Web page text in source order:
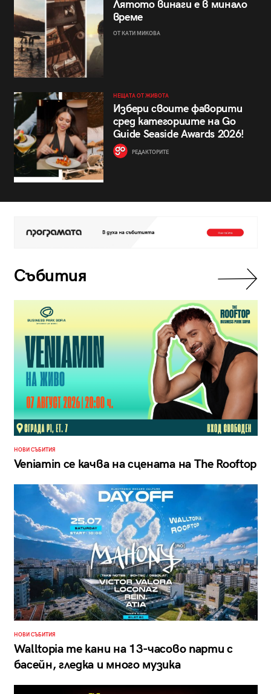
Лятото винаги е в минало
време
ОТ КАТИ МИКОВА
НЕЩАТА ОТ ЖИВОТА
Избери своите фаворити
сред категориите на Go
Guide Seaside Awards 2026!
РЕДАКТОРИТЕ
Събития
НОВИ СЪБИТИЯ
Veniamin се качва на сцената на The Rooftop
НОВИ СЪБИТИЯ
Walltopia те кани на 13-часово парти с
басейн, гледка и много музика